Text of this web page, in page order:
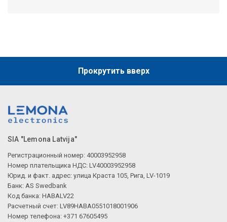
Прокрутить вверх
SIA "Lemona Latvija"
Регистрационный номер: 40003952958
Номер плательщика НДС: LV40003952958
Юрид. и факт. адрес: улица Краста 105, Рига, LV-1019
Банк: AS Swedbank
Код банка: HABALV22
Расчетный счет: LV89HABA0551018001906
Номер телефона: +371 67605495